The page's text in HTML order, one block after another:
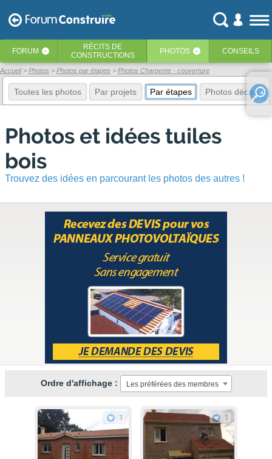
FORUM ‹ RÉCITS DE
CONSTRUCTIONS
PHOTOS ‹ CONSEILS
Accueil Photos Photos par étapes Photos Charpente - couverture
Toutes les photos Par projets Par étapes Photos déco
Photos et idées tuiles
bois
Trouvez des idées en parcourant les photos des autres !
Ordre d'affichage : Les préférées des membres
1 1